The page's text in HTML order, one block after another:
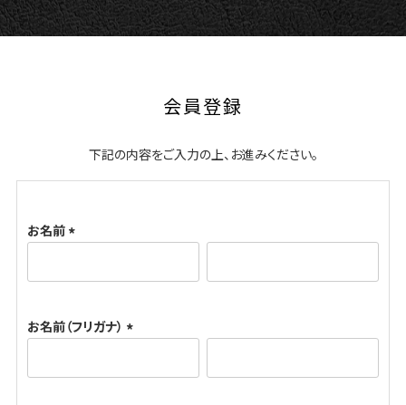
会員登録
下記の内容をご入力の上、お進みください。
お名前
必
)
お名前（フリガナ）
必